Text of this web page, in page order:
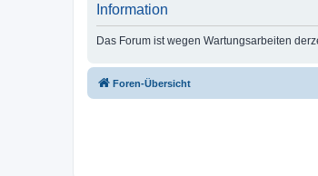
Information
Das Forum ist wegen Wartungsarbeiten
Foren-Übersicht